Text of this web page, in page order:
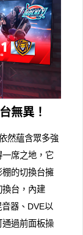
無異！
然蘊含眾多強
席之地，它
的切換台擁
換台，內建
器、DVE以
過前面板操